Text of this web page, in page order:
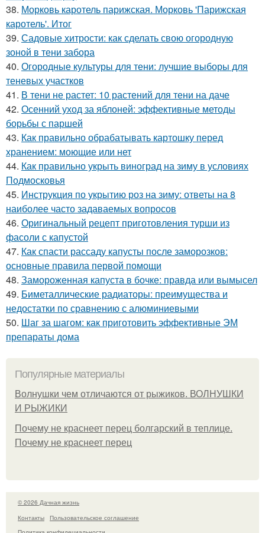
38. Морковь каротель парижская. Морковь 'Парижская
каротель'. Итог
39. Садовые хитрости: как сделать свою огородную
зоной в тени забора
40. Огородные культуры для тени: лучшие выборы для
теневых участков
41. В тени не растет: 10 растений для тени на даче
42. Осенний уход за яблоней: эффективные методы
борьбы с паршей
43. Как правильно обрабатывать картошку перед
хранением: моющие или нет
44. Как правильно укрыть виноград на зиму в условиях
Подмосковья
45. Инструкция по укрытию роз на зиму: ответы на 8
наиболее часто задаваемых вопросов
46. Оригинальный рецепт приготовления турши из
фасоли с капустой
47. Как спасти рассаду капусты после заморозков:
основные правила первой помощи
48. Замороженная капуста в бочке: правда или вымысел
49. Биметаллические радиаторы: преимущества и
недостатки по сравнению с алюминиевыми
50. Шаг за шагом: как приготовить эффективные ЭМ
препараты дома
Популярные материалы
Волнушки чем отличаются от рыжиков. ВОЛНУШКИ
И РЫЖИКИ
Почему не краснеет перец болгарский в теплице.
Почему не краснеет перец
© 2026 Дачная жизнь
Контакты
Пользовательское соглашение